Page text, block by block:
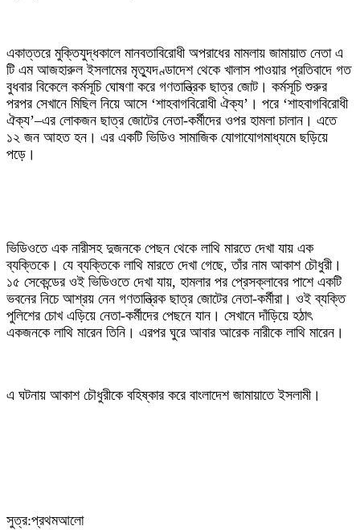
‎একাত্তরে মুক্তিযুদ্ধকালে মানবতাবিরোধী অপরাধের মামলায় জামায়াত নেতা এ
টি এম আজহারুল ইসলামের মৃত্যুদণ্ডাদেশ থেকে খালাস পাওয়ার প্রতিবাদে গত
বুধবার বিকেলে কর্মসূচি ঘোষণা করে গণতান্ত্রিক ছাত্র জোট। কর্মসূচি শুরুর
পরপর সেখানে মিছিল নিয়ে আসে ‘শাহবাগবিরোধী ঐক্য’। পরে ‘শাহবাগবিরোধী
ঐক্য’–এর লোকজন ছাত্র জোটের নেতা-কর্মীদের ওপর হামলা চালান। এতে
১২ জন আহত হন। এর একটি ভিডিও সামাজিক যোগাযোগমাধ্যমে ছড়িয়ে
পড়ে।
‎ভিডিওতে এক নারীসহ দুজনকে পেছন থেকে লাথি মারতে দেখা যায় এক
ব্যক্তিকে। যে ব্যক্তিকে লাথি মারতে দেখা গেছে, তাঁর নাম আকাশ চৌধুরী।
১৫ সেকেন্ডের ওই ভিডিওতে দেখা যায়, হামলার পর প্রেসক্লাবের পাশে একটি
ভবনের নিচে আশ্রয় নেন গণতান্ত্রিক ছাত্র জোটের নেতা-কর্মীরা। ওই ব্যক্তি
পুলিশের চোখ এড়িয়ে নেতা-কর্মীদের পেছনে যান। সেখানে দাঁড়িয়ে হঠাৎ
একজনকে লাথি মারেন তিনি। এরপর ঘুরে আবার আরেক নারীকে লাথি মারেন।
‎এ ঘটনায় আকাশ চৌধুরীকে বহিষ্কার করে বাংলাদেশ জামায়াতে ইসলামী।
‎সুত্র:প্রথমআলো